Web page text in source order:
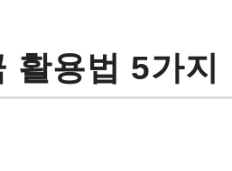
활용법 5가지